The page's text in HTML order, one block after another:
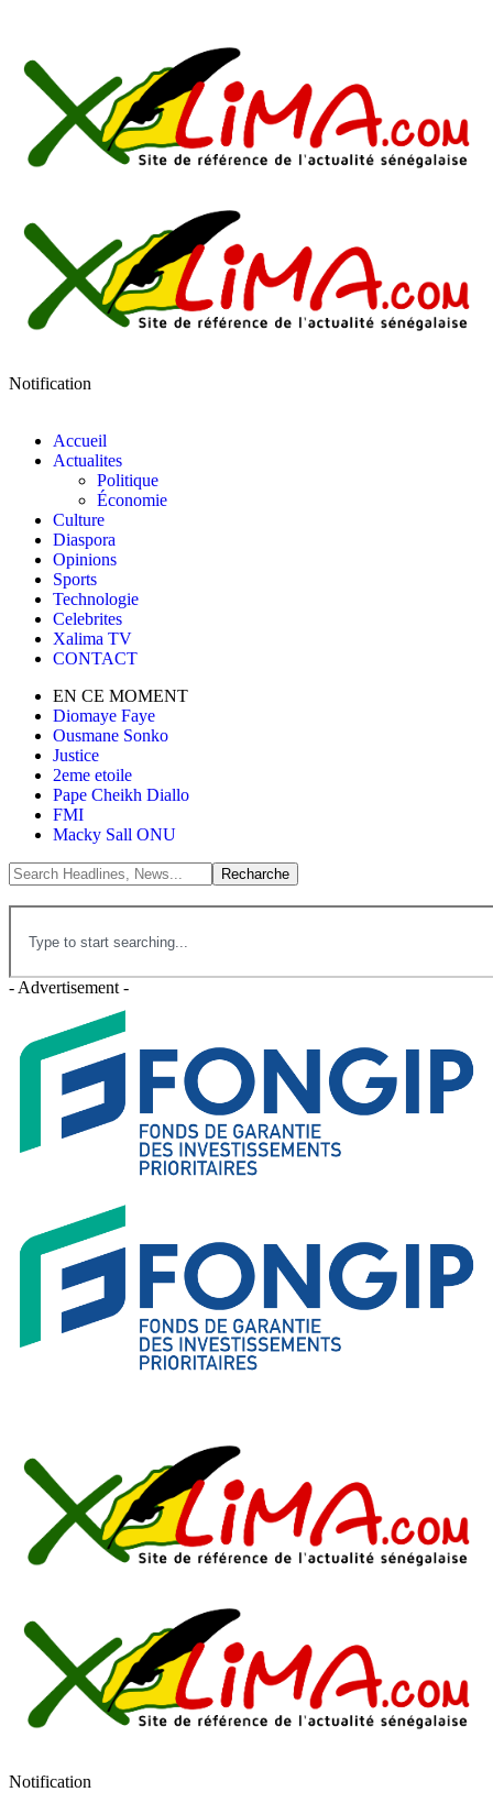
Notification
Accueil
Actualites
Politique
Économie
Culture
Diaspora
Opinions
Sports
Technologie
Celebrites
Xalima TV
CONTACT
EN CE MOMENT
Diomaye Faye
Ousmane Sonko
Justice
2eme etoile
Pape Cheikh Diallo
FMI
Macky Sall ONU
- Advertisement -
Notification